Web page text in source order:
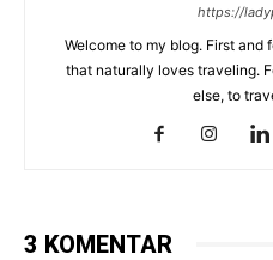
https://
Welcome to my blog. First and
that naturally loves traveling.
else, to
3 KOMENTAR